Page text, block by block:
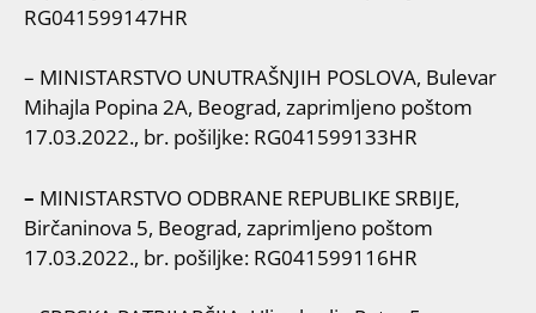
RG041599147HR
– MINISTARSTVO UNUTRAŠNJIH POSLOVA, Bulevar
Mihajla Popina 2A, Beograd, zaprimljeno poštom
17.03.2022., br. pošiljke: RG041599133HR
– MINISTARSTVO ODBRANE REPUBLIKE SRBIJE,
Birčaninova 5, Beograd, zaprimljeno poštom
17.03.2022., br. pošiljke: RG041599116HR